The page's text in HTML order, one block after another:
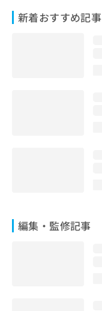
新着おすすめ記事
編集・監修記事
問